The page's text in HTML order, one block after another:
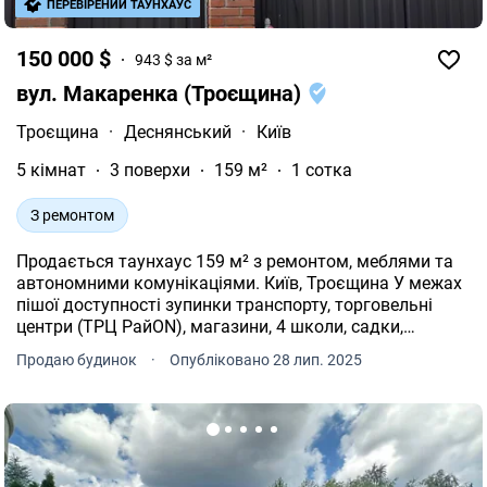
150 000 $ 943 $ за м²
вул. Макаренка (Троєщина)
Троєщина · Деснянський ·
Київ
5 кімнат
3 поверхи 159 м² 1 сотка
З ремонтом
Продається таунхаус 159 м² з ремонтом, меблями та
автономними комунікаціями. Київ, Троєщина У межах
пішої доступності зупинки транспорту, торговельні
центри (ТРЦ РайON), магазини, 4 школи, садки,
банківські відділення, Нова пошта. Поряд зона
відпочинку на березі річки Десенка. Основні
площа 99, 3 м² Кухня-їдальня 12, 6 м² 5 кімнат 2
санвузли Площа ділянки 1, 31 сотки Повністю
мебльований будинок із технікою Планування: Перший
поверх гостьова зона Другий і мансардний житлові
Продаю будинок · Опубліковано 28 лип. 2025
ПЕРЕВІРЕНИЙ ТАУНХАУС